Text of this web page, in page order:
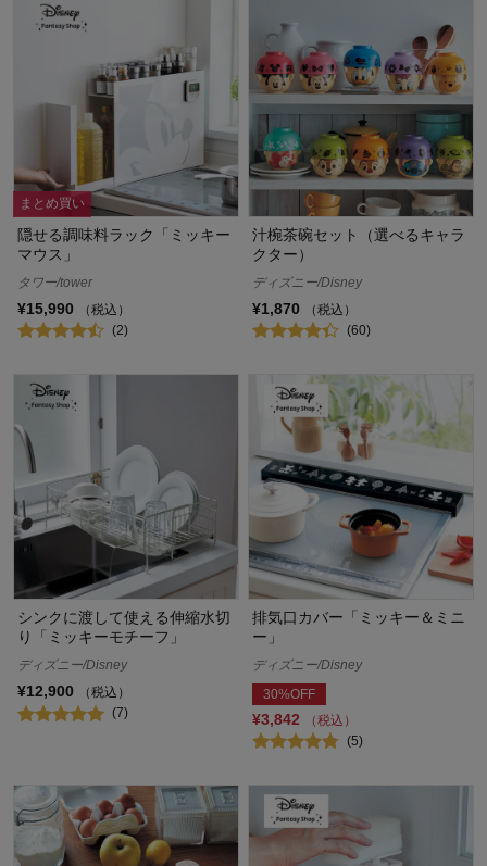
まとめ買い
隠せる調味料ラック「ミッキー
マウス」
タワー/tower
¥15,990
（税込）
(2)
汁椀茶碗セット（選べるキャラ
クター）
ディズニー/Disney
¥1,870
（税込）
(60)
シンクに渡して使える伸縮水切
り「ミッキーモチーフ」
ディズニー/Disney
¥12,900
（税込）
(7)
排気口カバー「ミッキー＆ミニ
ー」
ディズニー/Disney
30%OFF
¥3,842
（税込）
(5)